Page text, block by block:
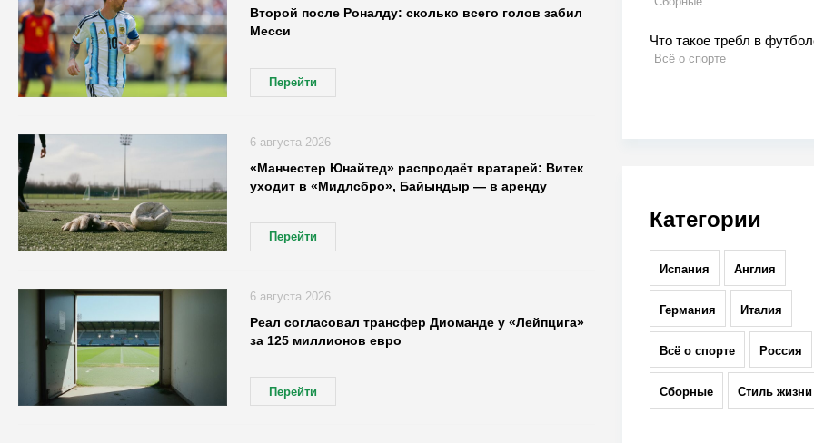
Что такое требл в
Всё о спорте
Категории
Испания Англия
Германия Италия
Всё о спорте Россия
Сборные Стиль жизни
Второй после Роналду: сколько всего голов забил
Месси
Перейти
«Манчестер Юнайтед» распродаёт вратарей: Витек
уходит в «Мидлсбро», Байындыр — в аренду
Перейти
6 августа 2026
Реал согласовал трансфер Диоманде у «Лейпцига»
за 125 миллионов евро
Перейти
6 августа 2026